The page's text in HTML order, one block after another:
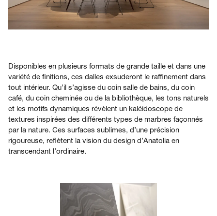
Disponibles en plusieurs formats de grande taille et dans une
variété de finitions, ces dalles exsuderont le raffinement dans
tout intérieur. Qu’il s’agisse du coin salle de bains, du coin
café, du coin cheminée ou de la bibliothèque, les tons naturels
et les motifs dynamiques révèlent un kaléidoscope de
textures inspirées des différents types de marbres façonnés
par la nature. Ces surfaces sublimes, d’une précision
rigoureuse, reflètent la vision du design d’Anatolia en
transcendant l’ordinaire.